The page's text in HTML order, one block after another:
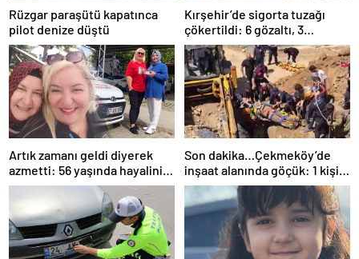
Rüzgar paraşütü kapatınca
pilot denize düştü
Kırşehir’de sigorta tuzağı
çökertildi: 6 gözaltı, 3
tutuklama
Artık zamanı geldi diyerek
azmetti: 56 yaşında hayalini
kurduğu ehliyete kavuştu
Son dakika…Çekmeköy’de
inşaat alanında göçük: 1 kişi
hayatını kaybetti